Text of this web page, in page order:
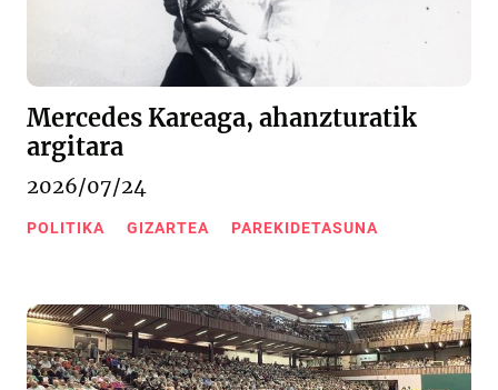
Mercedes Kareaga, ahanzturatik
argitara
2026/07/24
POLITIKA GIZARTEA PAREKIDETASUNA